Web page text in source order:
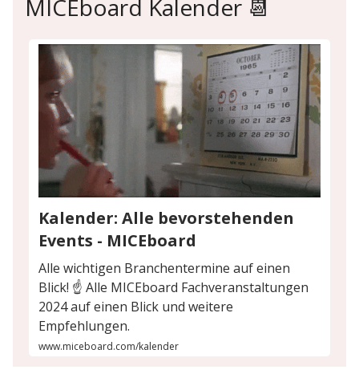
MICEboard Kalender 📆
Kalender: Alle bevorstehenden
Events - MICEboard
Alle wichtigen Branchentermine auf einen
Blick! ☝️ Alle MICEboard Fachveranstaltungen
2024 auf einen Blick und weitere
Empfehlungen.
www.miceboard.com/kalender